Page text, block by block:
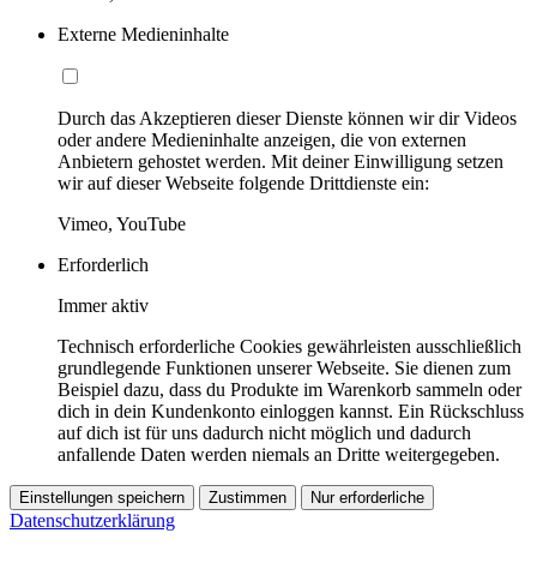
Externe Medieninhalte
Durch das Akzeptieren dieser Dienste können wir dir Videos
oder andere Medieninhalte anzeigen, die von externen
Anbietern gehostet werden. Mit deiner Einwilligung setzen
wir auf dieser Webseite folgende Drittdienste ein:
Vimeo, YouTube
Erforderlich
Immer aktiv
Technisch erforderliche Cookies gewährleisten ausschließlich
grundlegende Funktionen unserer Webseite. Sie dienen zum
Beispiel dazu, dass du Produkte im Warenkorb sammeln oder
dich in dein Kundenkonto einloggen kannst. Ein Rückschluss
auf dich ist für uns dadurch nicht möglich und dadurch
anfallende Daten werden niemals an Dritte weitergegeben.
Einstellungen speichern Zustimmen Nur erforderliche
Datenschutzerklärung